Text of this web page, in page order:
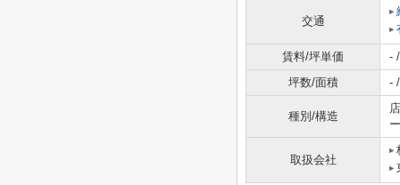
交通
賃料/坪単価
-
坪数/面積
-
種別/構造
取扱会社